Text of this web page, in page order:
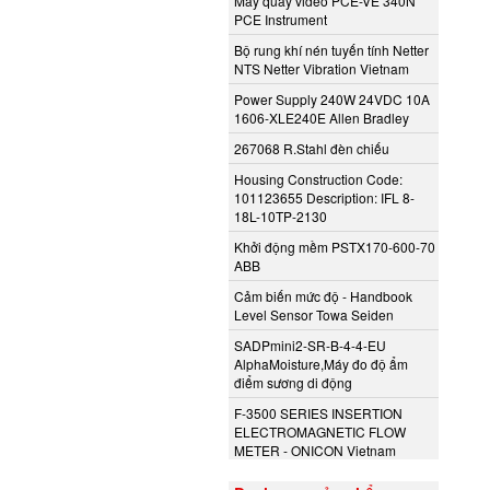
PCE Instrument
Bộ rung khí nén tuyến tính Netter
NTS Netter Vibration Vietnam
Power Supply 240W 24VDC 10A
1606-XLE240E Allen Bradley
267068 R.Stahl đèn chiếu
Housing Construction Code:
101123655 Description: IFL 8-
18L-10TP-2130
Khởi động mềm PSTX170-600-70
ABB
Cảm biến mức độ - Handbook
Level Sensor Towa Seiden
SADPmini2-SR-B-4-4-EU
AlphaMoisture,Máy đo độ ẩm
điểm sương di động
F-3500 SERIES INSERTION
ELECTROMAGNETIC FLOW
METER - ONICON Vietnam